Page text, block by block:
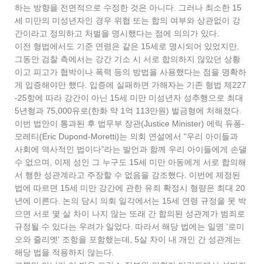
하는 방향을 전면적으로 수정한 것은 아니다. 그러나 최소한 15
세 미만의 미성년자인 경우 위협 또는 합의 여부와 상관없이 강
간이라고 정의하고 처벌을 명시했다는 점에 의의가 있다.
이전 형법에서도 기준 연령은 같은 15세로 명시되어 있었지만,
그동안 검찰 측에서는 강간 기소 시 서로 합의하지 않았던 상황
이고 피고가 협박이나 폭력 등의 방법을 사용했다는 점을 명확하
게 입증해야만 했다. 입증에 실패하면 가해자는 기존 형법 제227
-25항에 따라 강간이 아닌 15세 미만 미성년자 성추행으로 최대
5년형과 75,000유로(한화 약 1억 113만원) 벌금형에 처해졌다.
이번 법안이 통과된 후 법무부 장관(Justice Minister) 에릭 듀퐁-
모레티(Eric Dupond-Moretti)는 의회 연설에서 "우리 아이들과
사회에 역사적인 법이다”라는 발언과 함께 우리 아이들에게 손댈
수 없으며, 이제 성인 그 누구도 15세 미만 아동에게 서로 합의해
서 행한 성관계라고 주장할 수 없음을 강조했다. 이번에 제정된
법에 따르면 15세 미만 강간에 관한 유죄 확정시 형량은 최대 20
년에 이른다. 논의 당시 의회 일각에서는 15세 연령 규정을 못 박
으면 서로 몇 살 차이 나지 않는 또래 간 합의된 성관계가 범죄로
규정될 수 있다는 우려가 일었다. 따라서 해당 법에는 일명 '로미
오와 줄리엣' 조항을 포함했는데, 5살 차이 내 개인 간 성관계는
해당 법을 적용하지 않는다.